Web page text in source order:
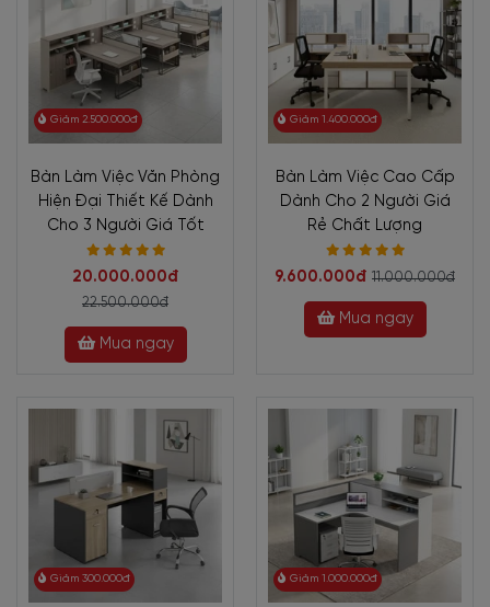
Giảm 2.500.000đ
Bàn Làm Việc Văn Phòng
Hiện Đại Thiết Kế Dành
Cho 3 Người Giá Tốt
20.000.000đ
22.500.000đ
Mua ngay
Giảm 1.400.000đ
Bàn Làm Việc Cao Cấp
Dành Cho 2 Người Giá
Rẻ Chất Lượng
9.600.000đ 11.000.000đ
Mua ngay
Giảm 300.000đ Giảm 1.000.000đ